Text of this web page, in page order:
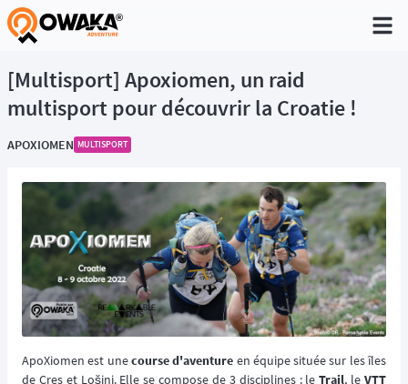
®
[Multisport] Apoxiomen, un raid
multisport pour découvrir la Croatie !
APOXIOMEN MULTISPORT
ApoXiomen est unecourse d'aventure en équipe située sur les îles
de Cres et Lošinj. Elle se compose de 3 disciplines : leTrail, leVTT